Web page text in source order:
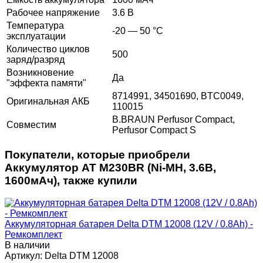
Рабочее напряжение
3.6 В
Температура
эксплуатации
-20 — 50 °C
Количество циклов
заряд/разряд
500
Возникновение
"эффекта памяти"
Да
Оригинальная АКБ
8714991, 34501690, BTC0049,
110015
Совместим
B.BRAUN Perfusor Compact,
Perfusor Compact S
Покупатели, которые приобрели
Аккумулятор AT M230BR (Ni-MH, 3.6В,
1600мАч), также купили
Аккумуляторная батарея Delta DTM 12008 (12V / 0.8Ah) -
Ремкомплект
В наличии
Артикул: Delta DTM 12008